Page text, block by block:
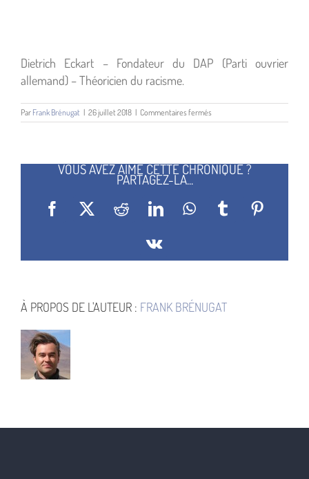
Dietrich Eckart – Fondateur du DAP (Parti ouvrier
allemand) – Théoricien du racisme.
Par Frank Brénugat | 26 juillet 2018 | Commentaires ferméssur
Karl
VOUS AVEZ AIMÉ CETTE CHRONIQUE ?
PARTAGEZ-LA...
Facebook
X RedditLinkedInWhatsApp
TumblrPinterest
Vk
À PROPOS DE L'AUTEUR : FRANK BRÉNUGAT